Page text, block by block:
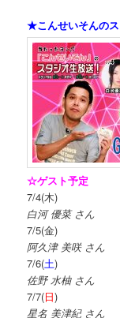
★こんせいそんのス
☆ゲスト予定
7/4(木)
白河 優菜 さん
7/5(金)
阿久津 美咲 さん
7/6(土)
佐野 水柚 さん
7/7(日)
星名 美津紀 さん